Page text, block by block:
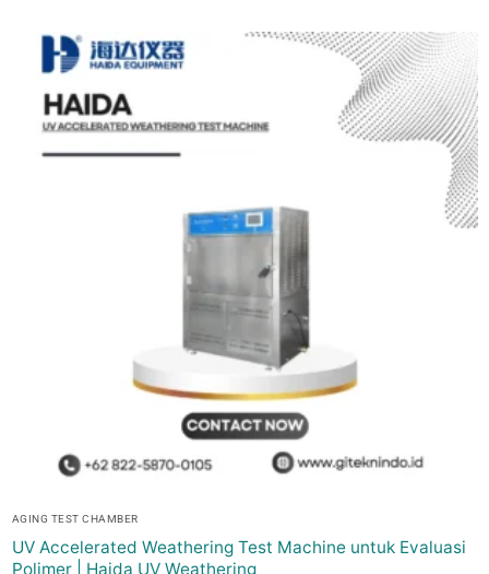
AGING TEST CHAMBER
UV Accelerated Weathering Test Machine untuk Evaluasi
Polimer | Haida UV Weathering